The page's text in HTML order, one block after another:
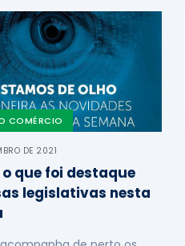
COMÉRCIO
DE 2021
que foi destaque
legislativas nesta